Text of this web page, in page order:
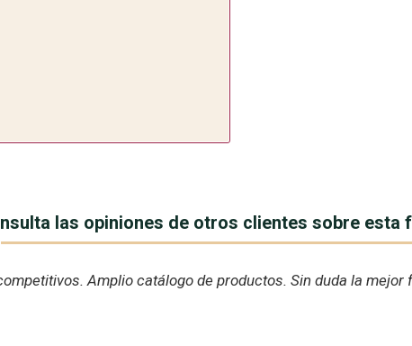
las opiniones de otros clientes sobre esta
Amplio catálogo de productos. Sin duda la mejor